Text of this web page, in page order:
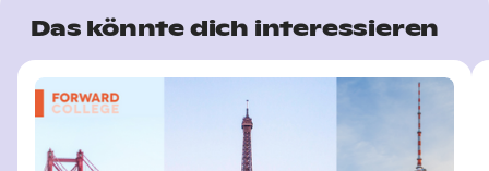
Das könnte dich interessieren